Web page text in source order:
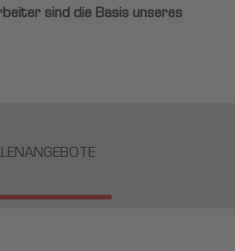
sind die Basis unseres